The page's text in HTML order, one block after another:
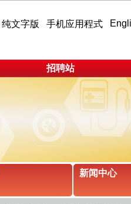
纯文字版 手机应用程式
招聘站
新闻中心